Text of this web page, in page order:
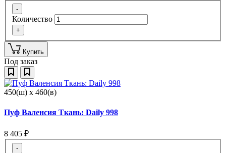
-
Количество
+
Купить
Под заказ
450(ш) x 460(в)
Пуф Валенсия Ткань: Daily 998
8 405 ₽
-